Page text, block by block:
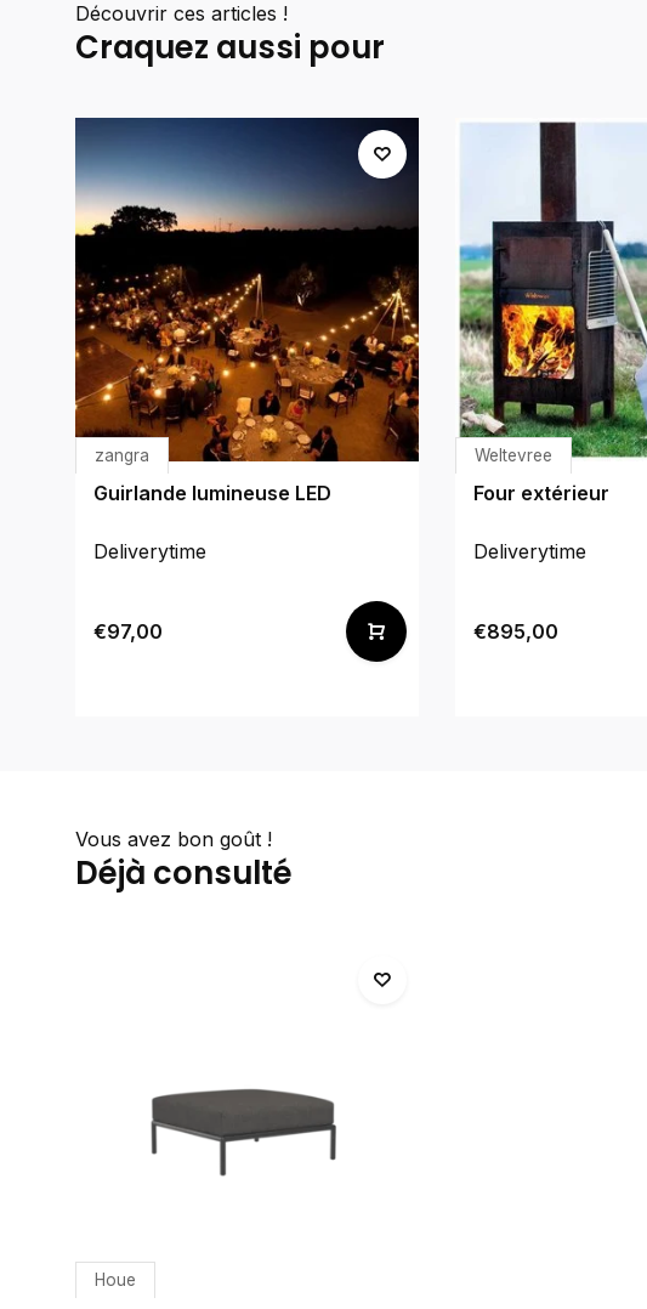
Découvrir ces articles !
Craquez aussi pour
zangra
Guirlande lumineuse LED
Deliverytime
€97,00
Weltevree
Four extérieur
Deliverytime
€895,00
Vous avez bon goût !
Déjà consulté
Houe